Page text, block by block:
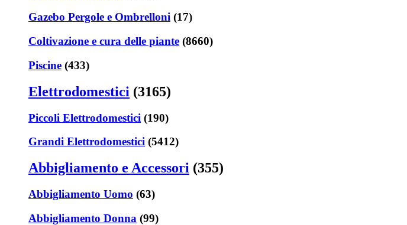
Gazebo Pergole e Ombrelloni (17)
Coltivazione e cura delle piante (8660)
Piscine (433)
Elettrodomestici (3165)
Piccoli Elettrodomestici (190)
Grandi Elettrodomestici (5412)
Abbigliamento e Accessori (355)
Abbigliamento Uomo (63)
Abbigliamento Donna (99)